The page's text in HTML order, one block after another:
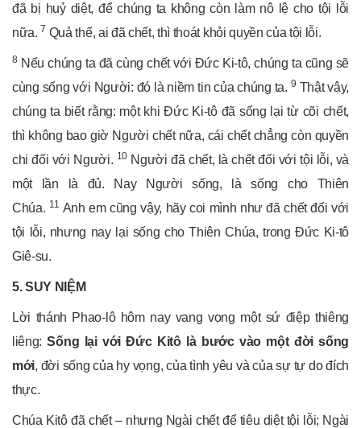
đã bị huỷ diệt, để chúng ta không còn làm nô lệ cho tội lỗi
nữa. 7 Quả thế, ai đã chết, thì thoát khỏi quyền của tội lỗi.
8Nếu chúng ta đã cùng chết với Đức Ki-tô, chúng ta cũng sẽ
cùng sống với Người: đó là niềm tin của chúng ta. 9 Thật vậy,
chúng ta biết rằng: một khi Đức Ki-tô đã sống lại từ cõi chết,
thì không bao giờ Người chết nữa, cái chết chẳng còn quyền
chi đối với Người. 10 Người đã chết, là chết đối với tội lỗi, và
một lần là đủ. Nay Người sống, là sống cho Thiên
Chúa. 11 Anh em cũng vậy, hãy coi mình như đã chết đối với
tội lỗi, nhưng nay lại sống cho Thiên Chúa, trong Đức Ki-tô
Giê-su.
5. SUY NIỆM
Lời thánh Phao-lô hôm nay vang vọng một sứ điệp thiêng
liêng:Sống lại với Đức Kitô là bước vào một đời sống
mới, đời sống của hy vọng, của tình yêu và của sự tự do đích
thực.
Chúa Kitô đã chết – nhưng Ngài chết để tiêu diệt tội lỗi; Ngài